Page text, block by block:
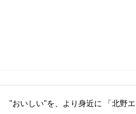
"おいしい"を、より身近に 「北野